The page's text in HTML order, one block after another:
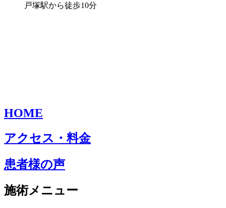
戸塚駅から徒歩10分
HOME
アクセス・料金
患者様の声
施術メニュー